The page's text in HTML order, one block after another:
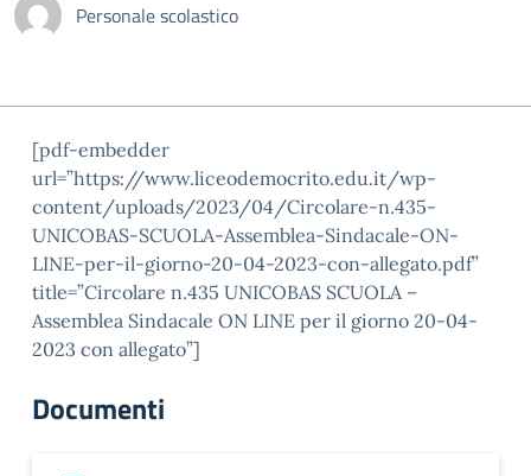
Personale scolastico
[pdf-embedder
url=”https://www.liceodemocrito.edu.it/wp-
content/uploads/2023/04/Circolare-n.435-
UNICOBAS-SCUOLA-Assemblea-Sindacale-ON-
LINE-per-il-giorno-20-04-2023-con-allegato.pdf”
title=”Circolare n.435 UNICOBAS SCUOLA –
Assemblea Sindacale ON LINE per il giorno 20-04-
2023 con allegato”]
Documenti